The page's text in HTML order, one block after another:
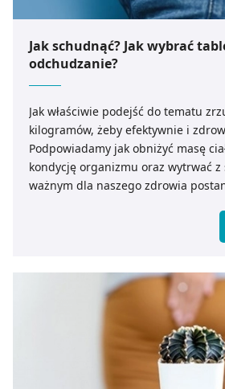
Jak schudnąć? Jak wybrać
odchudzanie?
Jak właściwie podejść do tematu
kilogramów, żeby efektywnie i
Podpowiadamy jak obniżyć masę
kondycję organizmu oraz wytrwać z
ważnym dla naszego zdrowia